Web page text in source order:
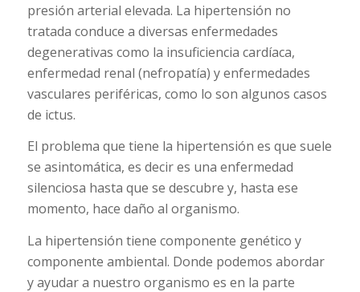
presión arterial elevada. La hipertensión no
tratada conduce a diversas enfermedades
degenerativas como la insuficiencia cardíaca,
enfermedad renal (nefropatía) y enfermedades
vasculares periféricas, como lo son algunos casos
de ictus.
El problema que tiene la hipertensión es que suele
se asintomática, es decir es una enfermedad
silenciosa hasta que se descubre y, hasta ese
momento, hace daño al organismo.
La hipertensión tiene componente genético y
componente ambiental. Donde podemos abordar
y ayudar a nuestro organismo es en la parte